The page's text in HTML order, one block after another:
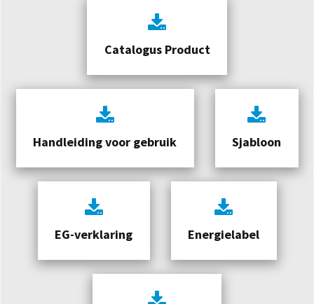
Catalogus Product
Handleiding voor gebruik Sjabloon
EG-verklaring Energielabel